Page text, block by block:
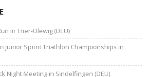
in Trier-Olewig (DEU)
Junior Sprint Triathlon Championships in
Night Meeting in Sindelfingen (DEU)